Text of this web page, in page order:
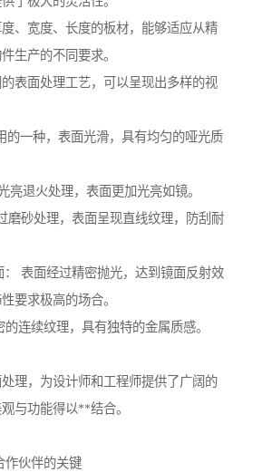
、宽度、长度的板材，能够适应从精
生产的不同要求。
表面处理工艺，可以呈现出多样的视
的一种，表面光滑，具有均匀的哑光质
亮退火处理，表面更加光亮如镜。
磨砂处理，表面呈现直线纹理，防刮耐
： 表面经过精密抛光，达到镜面反射效
要求极高的场合。
连续纹理，具有独特的金属质感。
理，为设计师和工程师提供了广阔的
与功能得以**结合。
作伙伴的关键